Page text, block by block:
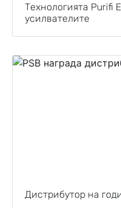
Технологията Purifi
усилвателите
Дистрибутор на